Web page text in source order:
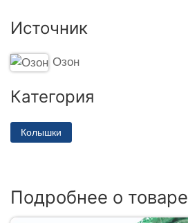
Источник
Озон
Категория
Колышки
Подробнее о товаре